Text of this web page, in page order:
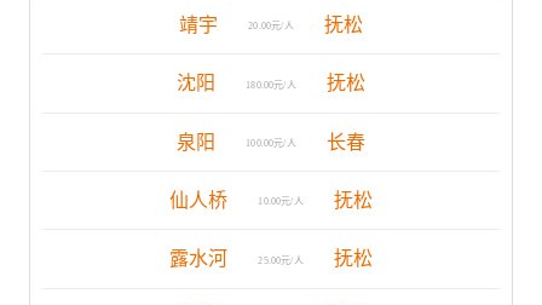
靖宇 20.00元/人 抚松
沈阳 180.00元/人 抚松
泉阳 100.00元/人 长春
仙人桥 10.00元/人 抚松
露水河 25.00元/人 抚松